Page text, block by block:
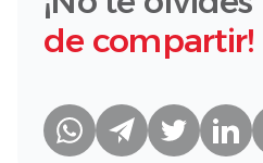
de compartir!